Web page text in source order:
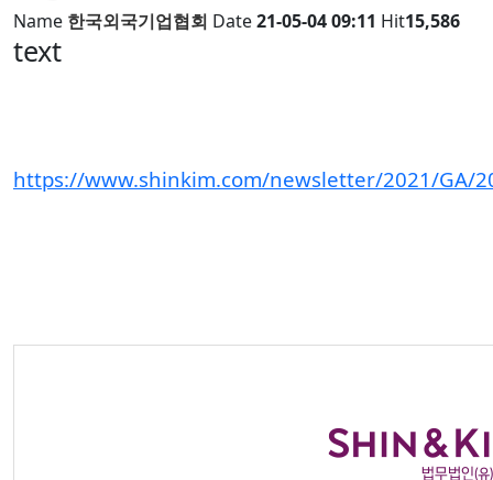
Name 한국외국기업협회 Date21-05-04 09:11 Hit15,586
text
https://www.shinkim.com/newsletter/2021/GA/